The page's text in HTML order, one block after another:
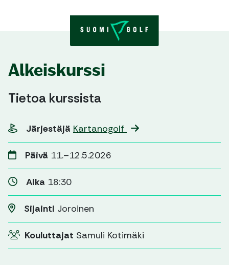
Alkeiskurssi
Tietoa kurssista
Järjestäjä Kartanogolf
Päivä 11.–12.5.2026
Aika 18:30
Sijainti Joroinen
Kouluttajat Samuli Kotimäki